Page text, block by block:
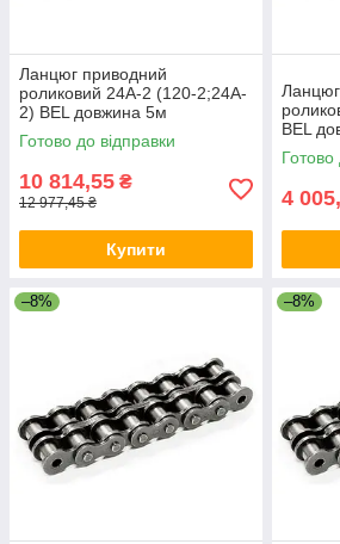
Ланцюг приводний
роликовий 24A-2 (120-2;24A-
2) BEL довжина 5м
Готово до відправки
10 814,55 ₴
12 977,45 ₴
Купити
BEL
Готово
4
–8% –8%